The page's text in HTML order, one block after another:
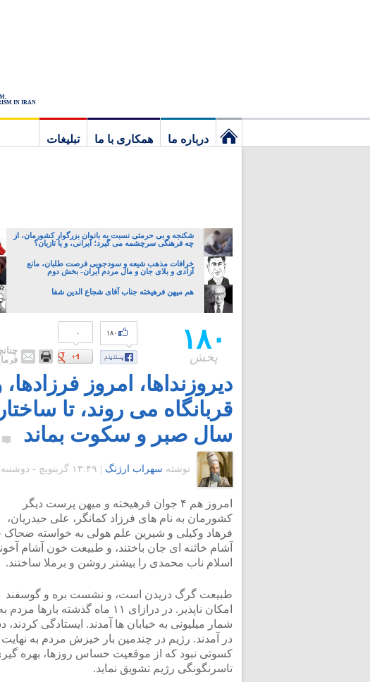
IN IRAN
درباره ما همکاری با ما
تبلیغات
شکنجه و بی حرمتی نسبت به بانوان بزرگوار کشورمان، از
چه فرهنگی سرچشمه می گیرد؛ ایرانی، و یا تازیان؟
خرافات مذهب شیعه و سودجویی فرصت طلبان، مانع
آزادی و بلای جان و مال مردم ایران- بخش دوم
هم میهن فرهیخته جناب آقای شجاع الدین شفا
۱۸۰
پخش
۰ ۱۸۰
دیروزنداها، امروز
قربانگاه می روند، تا
سال صبر و سکوت بماند
نوشته سهراب ارژنگ ۱۳:۴۹ گرينويچ - دوشنبه ۲۰ اردیبهشت ۱۳۸۹
امروز هم ۴ جوان فرهیخته و میهن پرست دیگر
کشورمان به نام های فرزاد کمانگر، على حیدریان،
فرهاد وکیلى و شیرین علم هولى به خواسته
آشام خائنه ای جان باختند، و طبیعت خون آشام
اسلام ناب محمدی را بیشتر روشن و برملا ساختند.
طبیعت گرگ دریدن است، و نشست بره و گوسفند
امکان ناپذیر. در درازای ۱۱ ماه گذشته بارها مردم
شمار میلیونی به خیابان ها آمدند. ایستادگی
در آمدند. رژیم در چندمین بار خیزش مردم به
کسوتی نبود که از موقعیت حساس روزها، بهره گیری
تاسرنگونگی رژیم تشویق نماید.